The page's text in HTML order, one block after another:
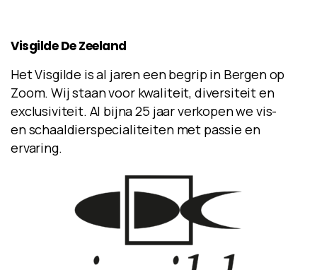
Visgilde DeZeeland
Het Visgilde is al jaren een begrip in Bergen op
Zoom. Wij staan voor kwaliteit, diversiteit en
exclusiviteit. Al bijna 25 jaar verkopen we vis-
en schaaldierspecialiteiten met passie en
ervaring.